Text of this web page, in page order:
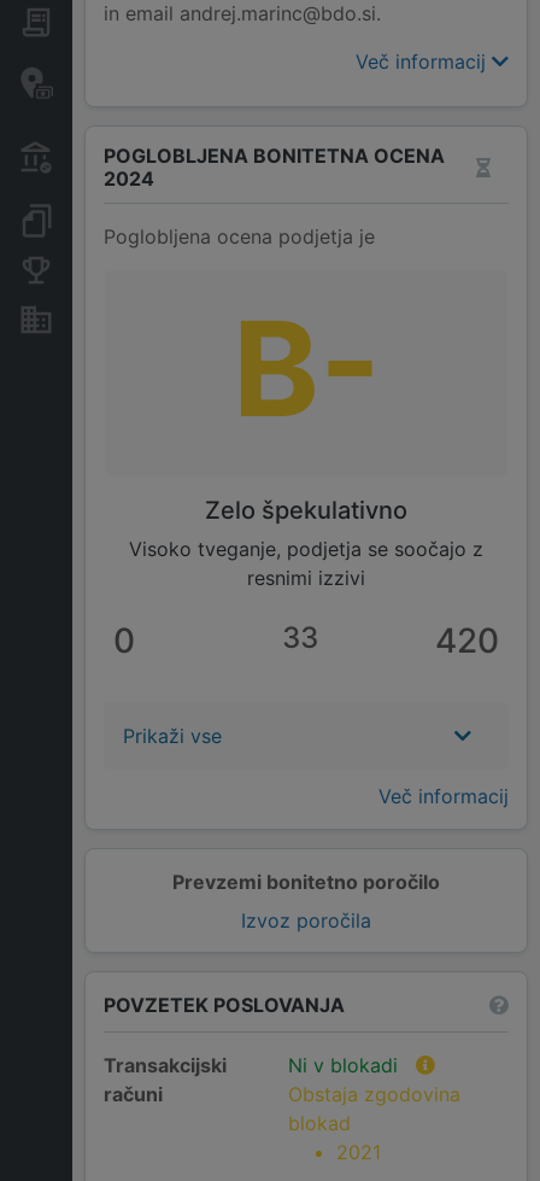
Javna naročila
Transakcije iz državnega
proračuna
Nepremičnine in sredstva
in email andrej.marinc@bdo.si.
Več informacij
Prevzemi bonitetno poročilo
Izvoz poročila
POGLOBLJENA BONITETNA OCENA
2024
Poglobljena ocena podjetja je
B-
Zelo špekulativno
Visoko tveganje, podjetja se soočajo z
resnimi izzivi
0 33 420
Prikaži vse
Več informacij
POVZETEK POSLOVANJA
Transakcijski
računi
Ni v blokadi
Obstaja zgodovina
blokad
2021